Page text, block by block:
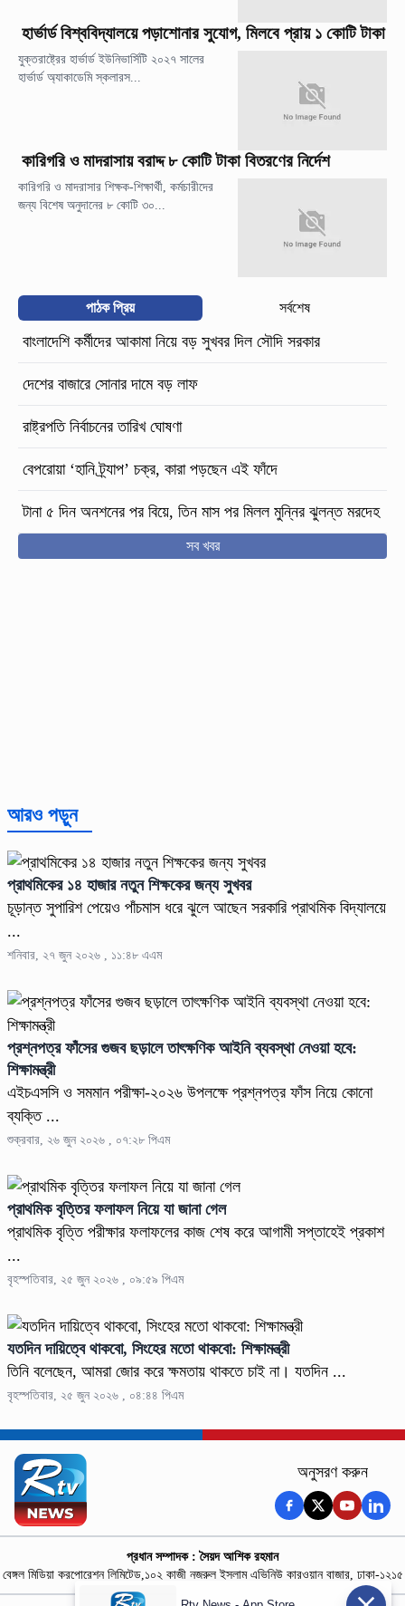
হার্ভার্ড বিশ্ববিদ্যালয়ে পড়াশোনার সুযোগ, মিলবে প্রায় ১ কোটি টাকা
যুক্তরাষ্ট্রের হার্ভার্ড ইউনিভার্সিটি ২০২৭ সালের
হার্ভার্ড অ্যাকাডেমি স্কলারস...
কারিগরি ও মাদরাসায় বরাদ্দ ৮ কোটি টাকা বিতরণের নির্দেশ
কারিগরি ও মাদরাসার শিক্ষক-শিক্ষার্থী, কর্মচারীদের
জন্য বিশেষ অনুদানের ৮ কোটি ৩০...
পাঠক প্রিয় সর্বশেষ
বাংলাদেশি কর্মীদের আকামা নিয়ে বড় সুখবর দিল সৌদি সরকার
দেশের বাজারে সোনার দামে বড় লাফ
রাষ্ট্রপতি নির্বাচনের তারিখ ঘোষণা
বেপরোয়া ‘হানি ট্র্যাপ’ চক্র, কারা পড়ছেন এই ফাঁদে
টানা ৫ দিন অনশনের পর বিয়ে, তিন মাস পর মিলল মুন্নির ঝুলন্ত মরদেহ
সব খবর
আরও পড়ুন
প্রাথমিকের ১৪ হাজার নতুন শিক্ষকের জন্য সুখবর
চূড়ান্ত সুপারিশ পেয়েও পাঁচমাস ধরে ঝুলে আছেন সরকারি প্রাথমিক বিদ্যালয়ে
...
শনিবার, ২৭ জুন ২০২৬ , ১১:৪৮ এএম
প্রশ্নপত্র ফাঁসের গুজব ছড়ালে তাৎক্ষণিক আইনি ব্যবস্থা নেওয়া হবে:
শিক্ষামন্ত্রী
এইচএসসি ও সমমান পরীক্ষা-২০২৬ উপলক্ষে প্রশ্নপত্র ফাঁস নিয়ে কোনো
ব্যক্তি ...
শুক্রবার, ২৬ জুন ২০২৬ , ০৭:২৮ পিএম
প্রাথমিক বৃত্তির ফলাফল নিয়ে যা জানা গেল
প্রাথমিক বৃত্তি পরীক্ষার ফলাফলের কাজ শেষ করে আগামী সপ্তাহেই প্রকাশ
...
বৃহস্পতিবার, ২৫ জুন ২০২৬ , ০৯:৫৯ পিএম
যতদিন দায়িত্বে থাকবো, সিংহের মতো থাকবো: শিক্ষামন্ত্রী
তিনি বলেছেন, আমরা জোর করে ক্ষমতায় থাকতে চাই না। যতদিন ...
বৃহস্পতিবার, ২৫ জুন ২০২৬ , ০৪:৪৪ পিএম
অনুসরণ করুন
প্রধান সম্পাদক : সৈয়দ আশিক রহমান
বেঙ্গল মিডিয়া করপোরেশন লিমিটেড,১০২ কাজী নজরুল ইসলাম এভিনিউ কারওয়ান বাজার, ঢাকা-১২১৫